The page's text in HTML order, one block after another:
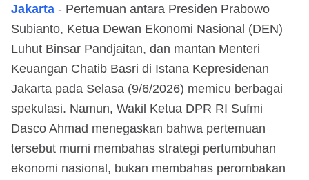
Jakarta - Pertemuan antara Presiden Prabowo
Subianto, Ketua Dewan Ekonomi Nasional (DEN)
Luhut Binsar Pandjaitan, dan mantan Menteri
Keuangan Chatib Basri di Istana Kepresidenan
Jakarta pada Selasa (9/6/2026) memicu berbagai
spekulasi. Namun, Wakil Ketua DPR RI Sufmi
Dasco Ahmad menegaskan bahwa pertemuan
tersebut murni membahas strategi pertumbuhan
ekonomi nasional, bukan membahas perombakan